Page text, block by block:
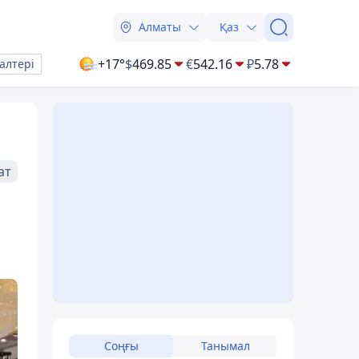
Алматы Қаз
+17°$469.85 €542.16 ₽5.78
Соңғы Танымал